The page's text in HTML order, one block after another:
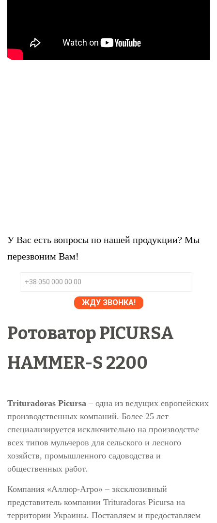
У Вас есть вопросы по нашей продукции? Мы
перезвоним Вам!
Ротоватор PICURSA
HAMMER-S 2200
Trituradoras Picursa – одна из ведущих европейских
производственных компаний. Более 25 лет
специализируется исключительно на производстве
всех типов мульчеров для сельского и лесного
хозяйств, промышленного садоводства и
общественных работ.
Компания «Аллюр-Агро» – эксклюзивный
представитель компании Trituradoras Picursa на
территории Украины. Поставляем и предоставляем